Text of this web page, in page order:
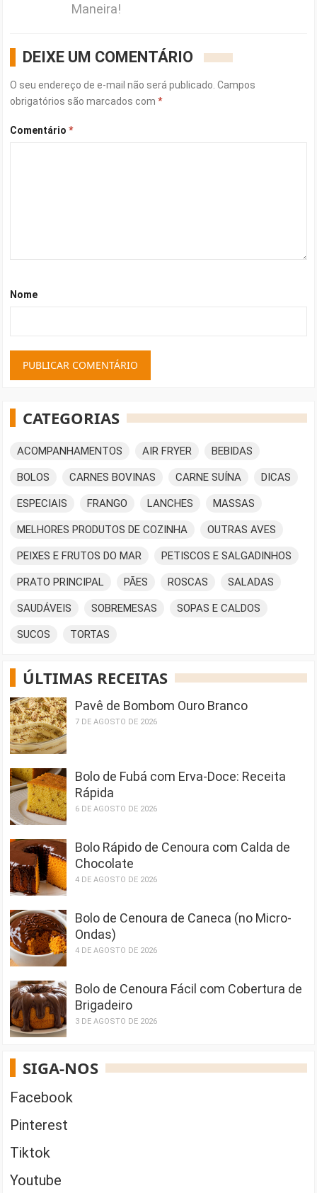
Maneira!
DEIXE UM COMENTÁRIO
O seu endereço de e-mail não será publicado. Campos
obrigatórios são marcados com*
Comentário*
Nome
CATEGORIAS
ACOMPANHAMENTOS AIR FRYER BEBIDAS
BOLOS CARNES BOVINAS CARNE SUÍNA DICAS
ESPECIAIS FRANGO LANCHES MASSAS
MELHORES PRODUTOS DE COZINHA OUTRAS AVES
PEIXES E FRUTOS DO MAR PETISCOS E SALGADINHOS
PRATO PRINCIPAL PÃES ROSCAS SALADAS
SAUDÁVEIS SOBREMESAS SOPAS E CALDOS
SUCOS TORTAS
ÚLTIMAS RECEITAS
Pavê de Bombom Ouro Branco
7 DE AGOSTO DE 2026
Bolo de Fubá com Erva-Doce: Receita
Rápida
6 DE AGOSTO DE 2026
Bolo Rápido de Cenoura com Calda de
Chocolate
4 DE AGOSTO DE 2026
Bolo de Cenoura de Caneca (no Micro-
Ondas)
4 DE AGOSTO DE 2026
Bolo de Cenoura Fácil com Cobertura de
Brigadeiro
3 DE AGOSTO DE 2026
SIGA-NOS
Facebook
Pinterest
Tiktok
Youtube